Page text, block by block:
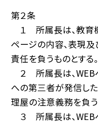
第２条
１ 所属長は、教育
ページの内容、表現
責任を負うものとする。
２ 所属長は、WEB
への第三者が発信し
理屋の注意義務を負う
３ 所属長は、WEB